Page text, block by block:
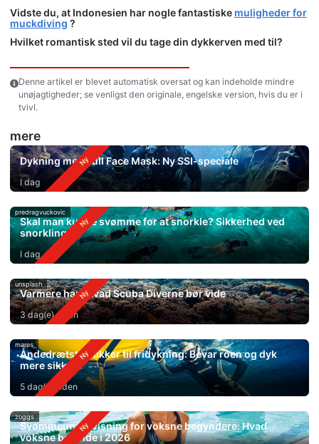
Vidste du, at Indonesien har nogle fantastiske muligheder for
muckdiving ?
Hvilket romantisk sted vil du tage din dykkerven med til?
Denne artikel er blevet automatisk oversat og kan indeholde mindre
unøjagtigheder; se venligst den originale, engelske version, hvis du er i
tvivl.
mere
Dykning med Full Face Mask: Ny SSI-speciale
I dag
predragvuckovic
Skal man kunne svømme for at snorkle? Sikkerhed ved
snorkling
I dag
unsplash
Varmere hav: Hvad Scuba Diverne bør vide
3 dag(e) siden
mares
Åndedrætsteknikker til fridykning: Bevar roen og dyk
mere sikkert
5 dag(e) siden
zoggs
Svømmeundervisning for voksne begyndere: Hvad
voksne bør vide i 2026